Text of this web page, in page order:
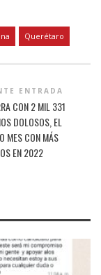
Querétaro
ENTRADA
CON 2 MIL 331
DOLOSOS, EL
MES CON MÁS
EN 2022